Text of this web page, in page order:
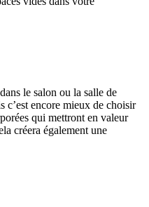
le salon ou la salle de
encore mieux de choisir
qui mettront en valeur
créera également une